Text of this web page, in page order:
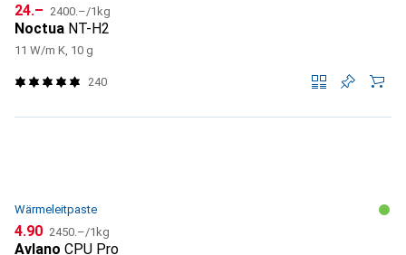
CHF
24.– CHF
2400.–/1kg
Noctua NT-H2
11 W/m K, 10 g
240
Wärmeleitpaste
CHF
4.90 CHF
2450.–/1kg
Avlano CPU Pro